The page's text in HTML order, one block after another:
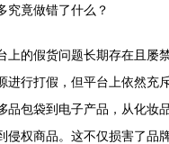
究竟做错了什么？
上的假货问题长期存在且屡
进行打假，但平台上依然充
品包袋到电子产品，从化妆
侵权商品。这不仅损害了品